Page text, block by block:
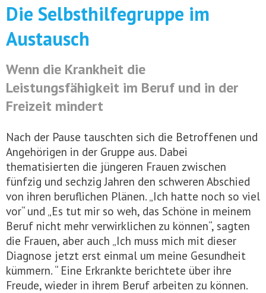
Die Selbsthilfegruppe im
Austausch
Wenn die Krankheit die
Leistungsfähigkeit im Beruf und in der
Freizeit mindert
Nach der Pause tauschten sich die Betroffenen und
Angehörigen in der Gruppe aus. Dabei
thematisierten die jüngeren Frauen zwischen
fünfzig und sechzig Jahren den schweren Abschied
von ihren beruflichen Plänen. „Ich hatte noch so viel
vor“ und „Es tut mir so weh, das Schöne in meinem
Beruf nicht mehr verwirklichen zu können“, sagten
die Frauen, aber auch „Ich muss mich mit dieser
Diagnose jetzt erst einmal um meine Gesundheit
kümmern. “ Eine Erkrankte berichtete über ihre
Freude, wieder in ihrem Beruf arbeiten zu können.